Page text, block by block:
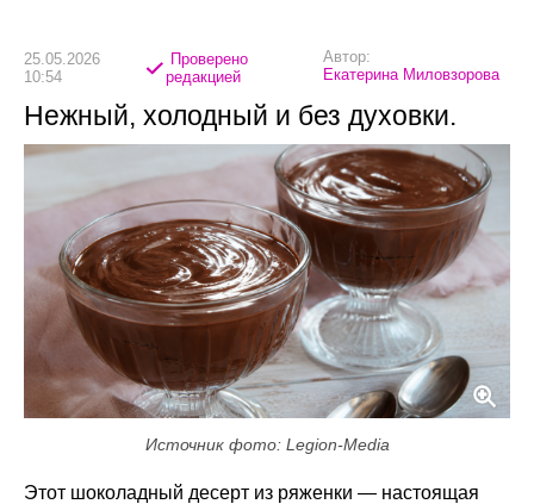
25.05.2026
10:54
Проверено
редакцией
Автор:
Екатерина Миловзорова
Нежный, холодный и без духовки.
Источник фото: Legion-Media
Этот шоколадный десерт из ряженки — настоящая